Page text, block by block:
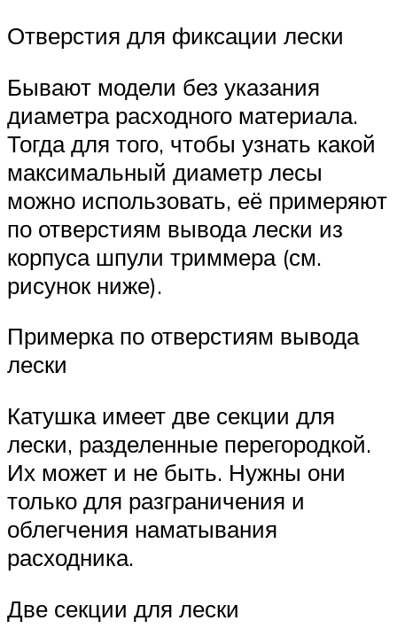
Отверстия для фиксации лески
Бывают модели без указания
диаметра расходного материала.
Тогда для того, чтобы узнать какой
максимальный диаметр лесы
можно использовать, её примеряют
по отверстиям вывода лески из
корпуса шпули триммера (см.
рисунок ниже).
Примерка по отверстиям вывода
лески
Катушка имеет две секции для
лески, разделенные перегородкой.
Их может и не быть. Нужны они
только для разграничения и
облегчения наматывания
расходника.
Две секции для лески